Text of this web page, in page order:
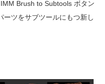
Brush to Subtools ボタン
ーツをサブツールにもつ新し